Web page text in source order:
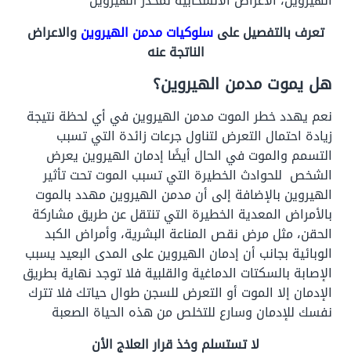
تعرف بالتفصيل علىسلوكيات مدمن الهيروينوالاعراض
الناتجة عنه
هل يموت مدمن الهيروين؟
نعم يهدد خطر الموت مدمن الهيروين في أي لحظة نتيجة
زيادة احتمال التعرض لتناول جرعات زائدة التي تسبب
التسمم والموت في الحال أيضًا إدمان الهيروين يعرض
الشخص للحوادث الخطيرة التي تسبب الموت تحت تأثير
الهيروين بالإضافة إلى أن مدمن الهيروين مهدد بالموت
بالأمراض المعدية الخطيرة التي تنتقل عن طريق مشاركة
الحقن، مثل مرض نقص المناعة البشرية، وأمراض الكبد
الوبائية بجانب أن إدمان الهيروين على المدى البعيد يسبب
الإصابة بالسكتات الدماغية والقلبية فلا توجد نهاية بطريق
الإدمان إلا الموت أو التعرض للسجن طوال حياتك فلا تترك
نفسك للإدمان وسارع للتخلص من هذه الحياة الصعبة
لا تستسلم وخذ قرار العلاج الأن